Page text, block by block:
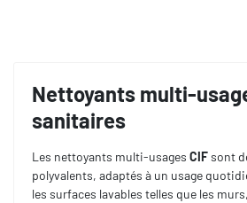
Nettoyants multi-
sanitaires
Les nettoyants multi-usages CIFsont
polyvalents, adaptés à un usage
les surfaces lavables telles que les